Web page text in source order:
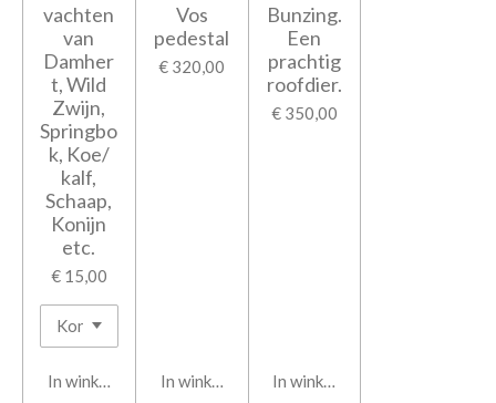
vachten
van
Damher
t, Wild
Zwijn,
Springbo
k, Koe/
kalf,
Schaap,
Konijn
etc.
€ 15,00
In winkelwagen
Vos
pedestal
€ 320,00
In winkelwagen
Bunzing.
Een
prachtig
roofdier.
€ 350,00
In winkelwagen